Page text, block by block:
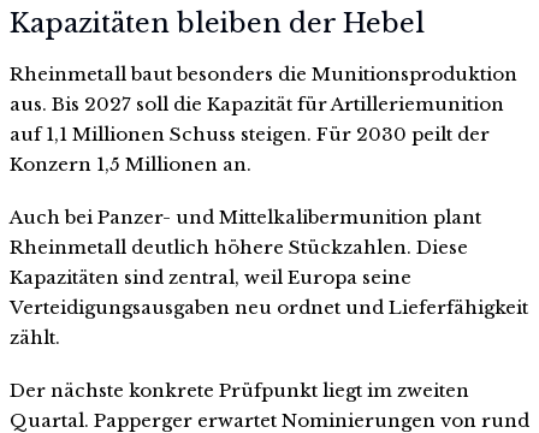
Kapazitäten bleiben der Hebel
Rheinmetall baut besonders die Munitionsproduktion
aus. Bis 2027 soll die Kapazität für Artilleriemunition
auf 1,1 Millionen Schuss steigen. Für 2030 peilt der
Konzern 1,5 Millionen an.
Auch bei Panzer- und Mittelkalibermunition plant
Rheinmetall deutlich höhere Stückzahlen. Diese
Kapazitäten sind zentral, weil Europa seine
Verteidigungsausgaben neu ordnet und Lieferfähigkeit
zählt.
Der nächste konkrete Prüfpunkt liegt im zweiten
Quartal. Papperger erwartet Nominierungen von rund